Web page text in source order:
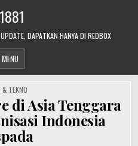
DAPATKAN HANYA DI REDBOX
MENU
& TEKNO
di Asia Tenggara
Indonesia